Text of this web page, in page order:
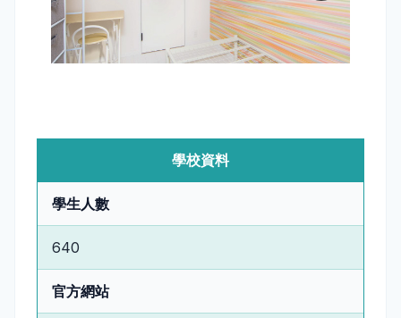
學校資料
學生人數
640
官方網站